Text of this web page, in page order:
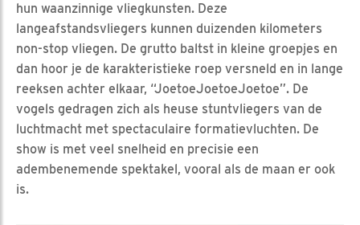
hun waanzinnige vliegkunsten. Deze
langeafstandsvliegers kunnen duizenden kilometers
non-stop vliegen. De grutto baltst in kleine groepjes en
dan hoor je de karakteristieke roep versneld en in lange
reeksen achter elkaar, “JoetoeJoetoeJoetoe”. De
vogels gedragen zich als heuse stuntvliegers van de
luchtmacht met spectaculaire formatievluchten. De
show is met veel snelheid en precisie een
adembenemende spektakel, vooral als de maan er ook
is.